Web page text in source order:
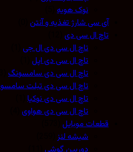
نوک هویه(5)
آی سی شارژ تغذیه و آنتن(0)
تاچ ال سی دی(12)
تاچ ال سی دی ال جی(1)
تاچ ال سی دی اپل(1)
تاچ ال سی دی سامسونگ(3)
تاچ ال سی دی تبلت سامسونگ(2)
تاچ ال سی دی نوکیا (1)
تاچ ال سی دی هواوی(4)
قطعات موبایل(573)
شیشه لنز(259)